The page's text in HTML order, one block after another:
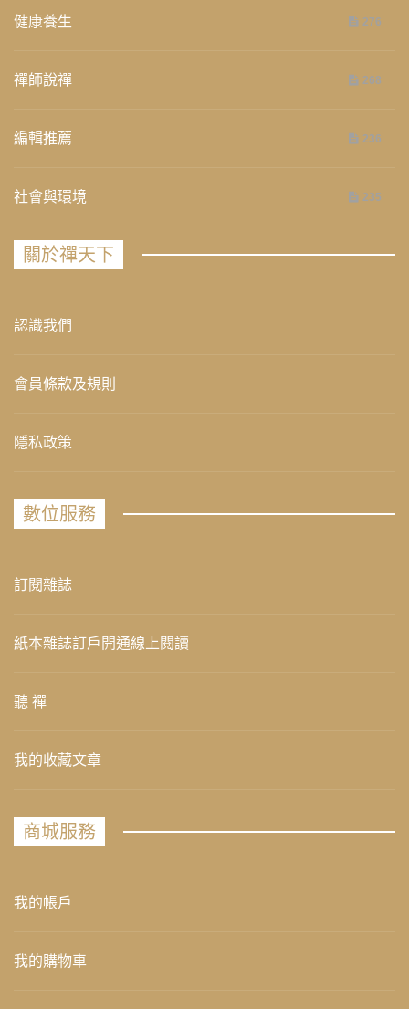
健康養生 276
禪師說禪 268
編輯推薦 236
社會與環境 235
關於禪天下
認識我們
會員條款及規則
隱私政策
數位服務
訂閱雜誌
紙本雜誌訂戶開通線上閱讀
聽 禪
我的收藏文章
商城服務
我的帳戶
我的購物車